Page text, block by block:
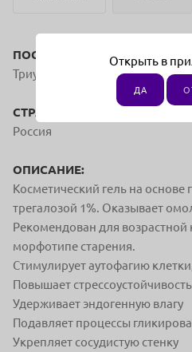
ПОСТАВЩИК:
Триум трейд-Мезо Реал
СТРАНА ПРОИЗВОДСТВА:
Россия
ОПИСАНИЕ:
Косметический гель на основе
трегалозой 1%. Оказывает
Рекомендован для
морфотипе старения.
Стимулирует аутофагию
Повышает
Удерживает эндогенную влагу
Подавляет процессы
Укрепляет сосудистую стенку
Открыть в
ДА